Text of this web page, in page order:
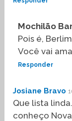
Mochilão
Pois é,
Você vai
Responder
Josiane Bravo
Que lista
conheço